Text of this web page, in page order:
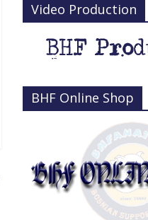
Video Production
BHF Online Shop